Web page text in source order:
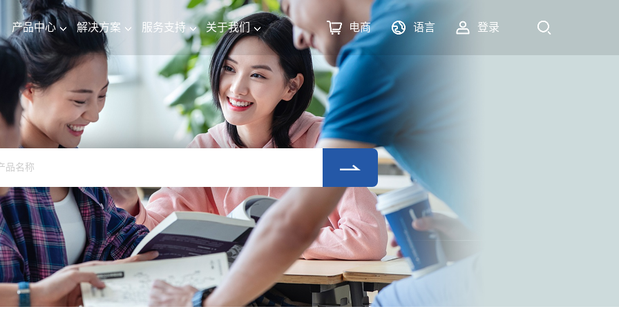
登录
语言
电商
产品中心 解决方案 服务支持 关于我们